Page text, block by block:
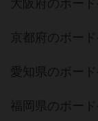
大阪府のボー
京都府のボー
愛知県のボー
福岡県のボー